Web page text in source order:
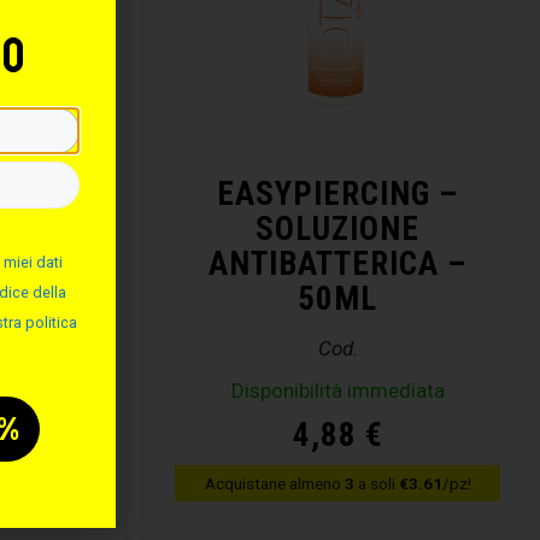
–
EASYPIERCING –
SOLUZIONE
ANTIBATTERICA –
50ML
Cod.
Disponibilità immediata
4,88 €
Acquistane almeno 3 a soli €3.61/pz!
dati
della
politica